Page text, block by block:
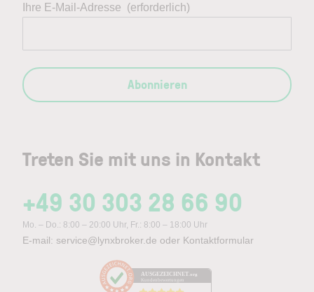
Treten Sie mit uns in Kontakt
+49 30 303 28 66 90
Mo. – Do.: 8:00 – 20:00 Uhr, Fr.: 8:00 – 18:00 Uhr
E-mail: service@lynxbroker.de oder Kontaktformular
AUSGEZEICHNET .org
Kundenbewertungen
Ihre E-Mail-Adresse (erforderlich)
Abonnieren